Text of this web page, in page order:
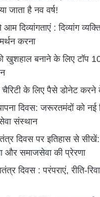
जाता है नव वर्ष!
दिव्यांगताएं : दिव्यांग
करना
खुशहाल बनाने के लिए टॉप
के लिए पैसे डोनेट करने
दिवस: जरूरतमंदों को नई
संस्थान
दिवस पर इतिहास से सीखें:
और समाजसेवा की प्रेरणा
दिवस : परंपराएं, रीति-